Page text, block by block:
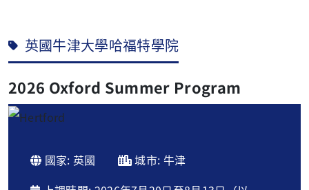
英國牛津大學哈福特學院
2026 Oxford Summer Program
國家: 英國
城市: 牛津